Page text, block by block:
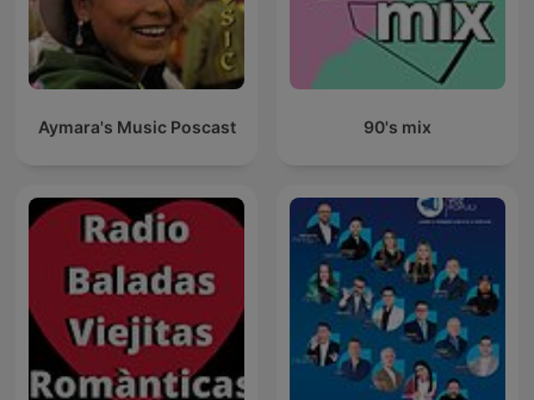
Aymara's Music Poscast 90's mix